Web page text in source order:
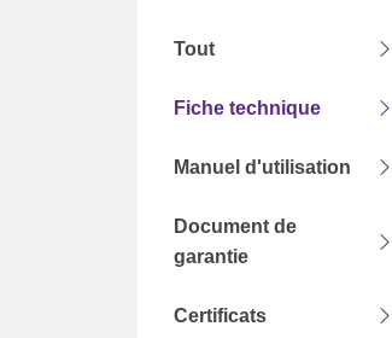
Tout
Fiche technique
Manuel d'utilisation
Document de
garantie
Certificats